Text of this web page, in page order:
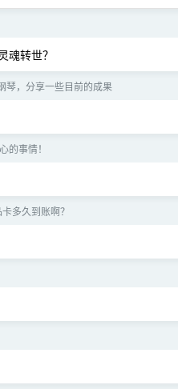
魂转世？
琴，分享一些目前的成果
的事情！
多久到账啊？